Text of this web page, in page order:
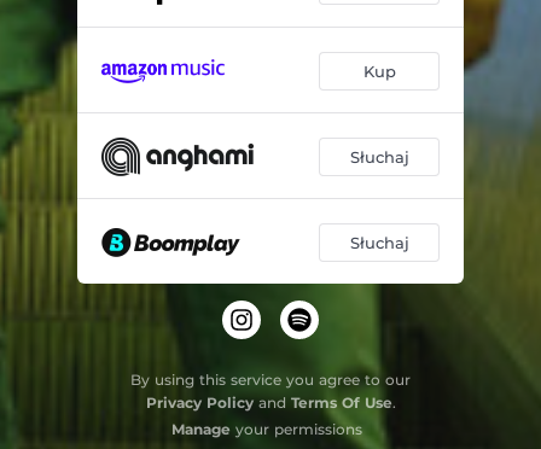
Kup
Słuchaj
Słuchaj
By using this service you agree to our
Privacy Policyand Terms Of Use.
Manage your permissions